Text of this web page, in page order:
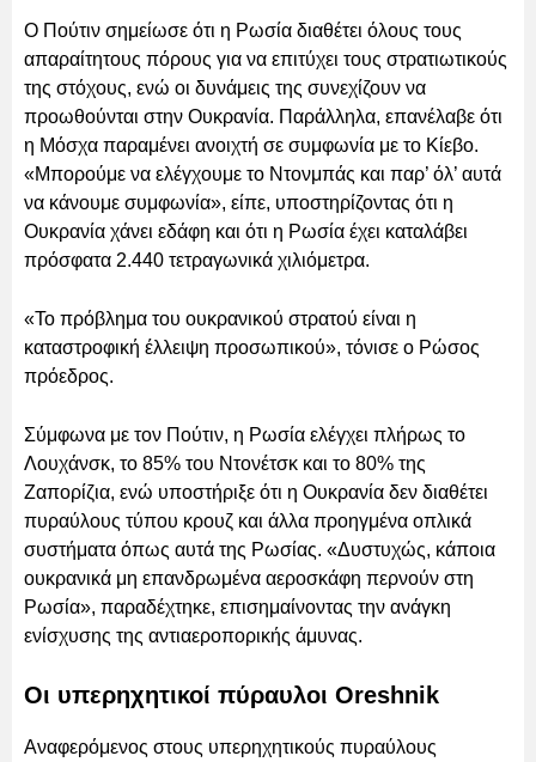
Ο Πούτιν σημείωσε ότι η Ρωσία διαθέτει όλους τους
απαραίτητους πόρους για να επιτύχει τους στρατιωτικούς
της στόχους, ενώ οι δυνάμεις της συνεχίζουν να
προωθούνται στην Ουκρανία. Παράλληλα, επανέλαβε ότι
η Μόσχα παραμένει ανοιχτή σε συμφωνία με το Κίεβο.
«Μπορούμε να ελέγχουμε το Ντονμπάς και παρ’ όλ’ αυτά
να κάνουμε συμφωνία», είπε, υποστηρίζοντας ότι η
Ουκρανία χάνει εδάφη και ότι η Ρωσία έχει καταλάβει
πρόσφατα 2.440 τετραγωνικά χιλιόμετρα.
«Το πρόβλημα του ουκρανικού στρατού είναι η
καταστροφική έλλειψη προσωπικού», τόνισε ο Ρώσος
πρόεδρος.
Σύμφωνα με τον Πούτιν, η Ρωσία ελέγχει πλήρως το
Λουχάνσκ, το 85% του Ντονέτσκ και το 80% της
Ζαπορίζια, ενώ υποστήριξε ότι η Ουκρανία δεν διαθέτει
πυραύλους τύπου κρουζ και άλλα προηγμένα οπλικά
συστήματα όπως αυτά της Ρωσίας. «Δυστυχώς, κάποια
ουκρανικά μη επανδρωμένα αεροσκάφη περνούν στη
Ρωσία», παραδέχτηκε, επισημαίνοντας την ανάγκη
ενίσχυσης της αντιαεροπορικής άμυνας.
Οι υπερηχητικοί πύραυλοι Oreshnik
Αναφερόμενος στους υπερηχητικούς πυραύλους